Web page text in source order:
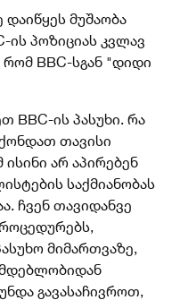
დაიწყეს მუშაობა
ის პოზიციას კვლავ
რომ BBC-სგან "დიდი
BBC-ის პასუხი. რა
თავისი
არ აპირებენ
საქმიანობას
ჩვენ თავიდანვე
მიმართვაზე,
გავასაჩივროთ,